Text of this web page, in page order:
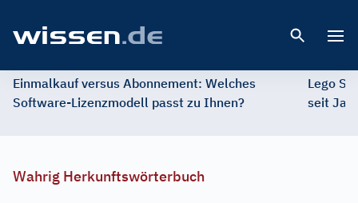
Einmalkauf versus Abonnement: Welches
Software-Lizenzmodell passt zu Ihnen?
Lego
seit
Wahrig Herkunftswörterbuch